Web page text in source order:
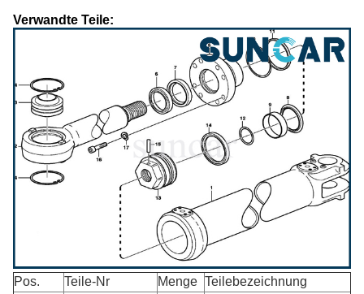
Verwandte Teile:
Pos. Teile-Nr Menge Teilebezeichnung